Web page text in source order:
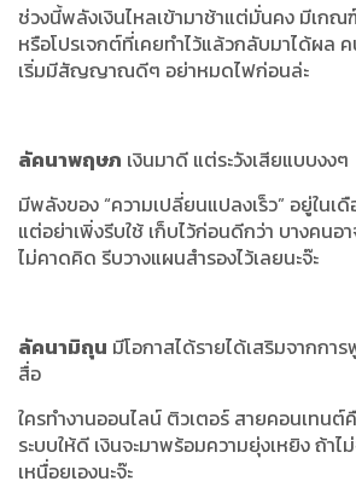
ช่วงนี้พลังเงินไหลเข้ามาช้าแต่มั่นคง มีเกณฑ์
หรือโปรเจกต์ที่เคยทำไว้แล้วกลับมาได้ผล
เริ่มมีสัญญาณดีๆ อย่าหมดไฟก่อนล่ะ
ลัคนาพฤษภ เงินมาดี แต่ระวังเสียแบบงงๆ
มีพลังของ“ความเปลี่ยนแปลงเร็ว” อยู่ในเ
แต่อย่าเพิ่งรีบใช้ เก็บไว้ก่อนดีกว่า บางคนอ
ไม่คาดคิด รีบวางแผนสำรองไว้เลยนะจ๊ะ
ลัคนามิถุน มีโอกาสได้รายได้เสริมจากกา
สื่อ
ใครทำงานออนไลน์ ติวเตอร์ สายคอนเทน
ระบบให้ดี เงินจะมาพร้อมความยุ่งเหยิง ถ้าไ
เหนื่อยเองนะจ๊ะ